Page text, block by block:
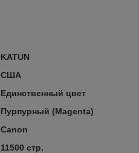
KATUN
США
Единственный цвет
Пурпурный (Magenta)
Canon
11500 стр.